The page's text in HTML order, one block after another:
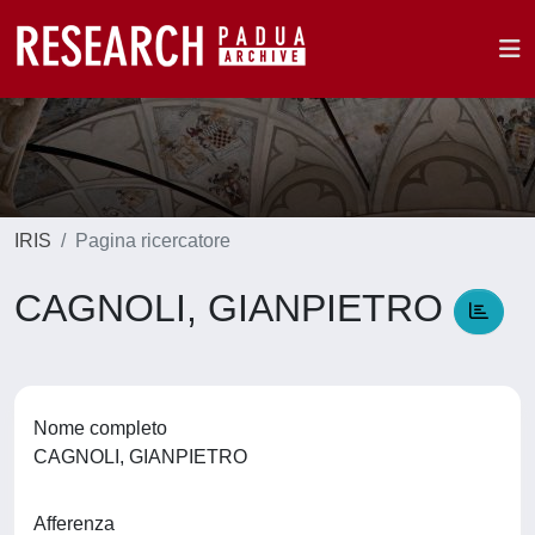
IRIS Pagina ricercatore
CAGNOLI, GIANPIETRO
Nome completo
CAGNOLI, GIANPIETRO
Afferenza